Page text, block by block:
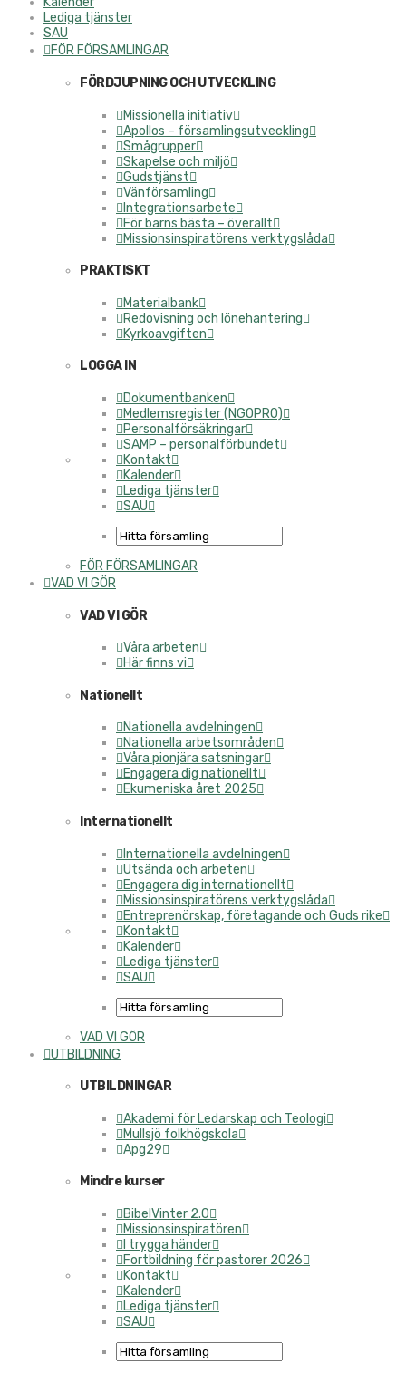
Lediga tjänster
SAU
FÖR FÖRSAMLINGAR
FÖRDJUPNING OCH UTVECKLING
Missionella initiativ
Apollos – församlingsutveckling
Smågrupper
Skapelse och miljö
Gudstjänst
Vänförsamling
Integrationsarbete
För barns bästa – överallt
Missionsinspiratörens verktygslåda
PRAKTISKT
Materialbank
Redovisning och lönehantering
Kyrkoavgiften
LOGGA IN
Dokumentbanken
Medlemsregister (NGOPRO)
Personalförsäkringar
SAMP – personalförbundet
Kontakt
Kalender
Lediga tjänster
SAU
FÖR FÖRSAMLINGAR
VAD VI GÖR
VAD VI GÖR
Våra arbeten
Här finns vi
Nationellt
Nationella avdelningen
Nationella arbetsområden
Våra pionjära satsningar
Engagera dig nationellt
Ekumeniska året 2025
Internationellt
Internationella avdelningen
Utsända och arbeten
Engagera dig internationellt
Missionsinspiratörens verktygslåda
Entreprenörskap, företagande och Guds rike
Kontakt
Kalender
Lediga tjänster
SAU
VAD VI GÖR
UTBILDNING
UTBILDNINGAR
Akademi för Ledarskap och Teologi
Mullsjö folkhögskola
Apg29
Mindre kurser
BibelVinter 2.0
Missionsinspiratören
I trygga händer
Fortbildning för pastorer 2026
Kontakt
Kalender
Lediga tjänster
SAU